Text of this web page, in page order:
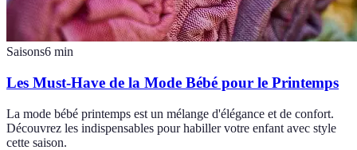
Saisons6 min
Les Must-Have de la Mode Bébé pour le Printemps
La mode bébé printemps est un mélange d'élégance et de confort.
Découvrez les indispensables pour habiller votre enfant avec style
cette saison.